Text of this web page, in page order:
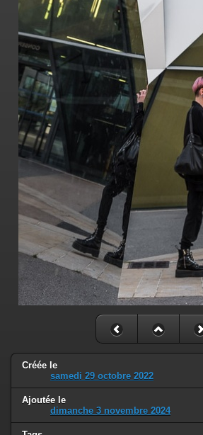
Créée le
samedi 29 octobre 2022
Ajoutée le
dimanche 3 novembre 2024